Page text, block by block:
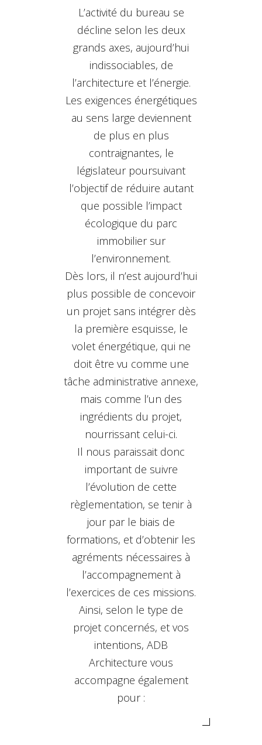
L’activité du bureau se
décline selon les deux
grands axes, aujourd’hui
indissociables, de
l’architecture et l’énergie.
Les exigences énergétiques
au sens large deviennent
de plus en plus
contraignantes, le
législateur poursuivant
l’objectif de réduire autant
que possible l’impact
écologique du parc
immobilier sur
l’environnement.
Dès lors, il n’est aujourd’hui
plus possible de concevoir
un projet sans intégrer dès
la première esquisse, le
volet énergétique, qui ne
doit être vu comme une
tâche administrative annexe,
mais comme l’un des
ingrédients du projet,
nourrissant celui-ci.
Il nous paraissait donc
important de suivre
l’évolution de cette
règlementation, se tenir à
jour par le biais de
formations, et d’obtenir les
agréments nécessaires à
l’accompagnement à
l’exercices de ces missions.
Ainsi, selon le type de
projet concernés, et vos
intentions, ADB
Architecture vous
accompagne également
pour :